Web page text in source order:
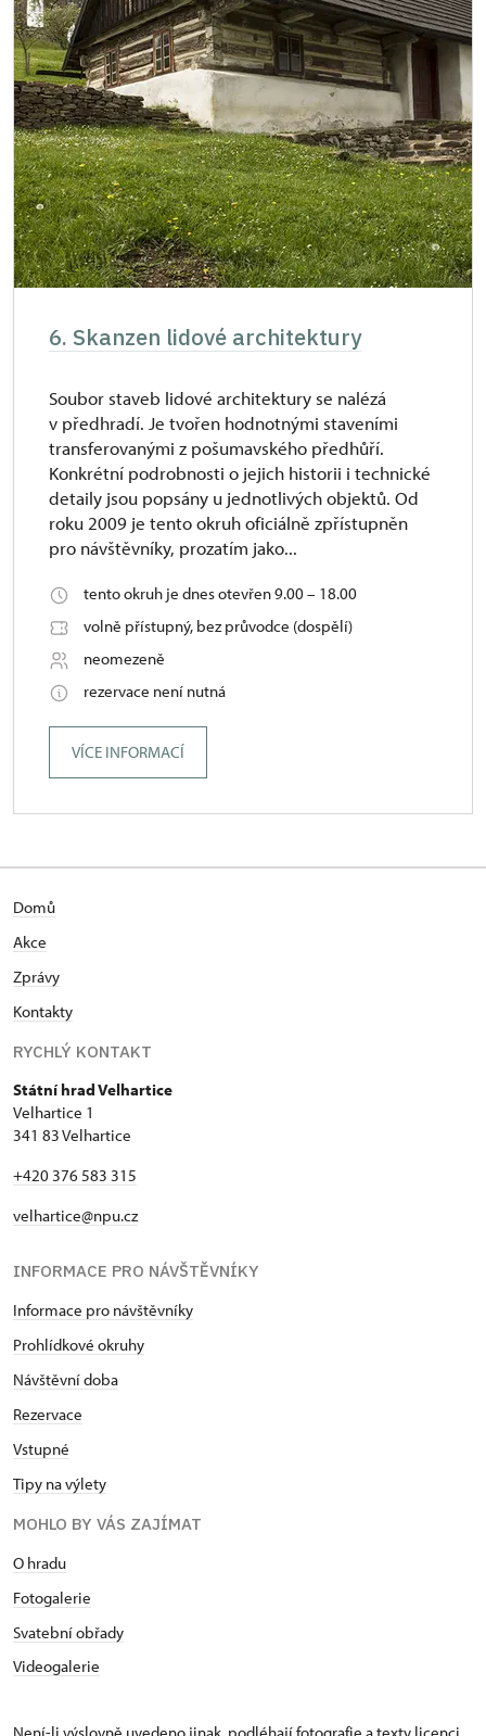
6. Skanzen lidové architektury
Soubor staveb lidové architektury se nalézá
v předhradí. Je tvořen hodnotnými staveními
transferovanými z pošumavského předhůří.
Konkrétní podrobnosti o jejich historii i technické
detaily jsou popsány u jednotlivých objektů. Od
roku 2009 je tento okruh oficiálně zpřístupněn
pro návštěvníky, prozatím jako...
tento okruh je dnes otevřen 9.00 – 18.00
volně přístupný, bez průvodce (dospělí)
neomezeně
rezervace není nutná
VÍCE INFORMACÍ
Domů
Akce
Zprávy
Kontakty
RYCHLÝ KONTAKT
Státní hrad Velhartice
Velhartice 1
341 83 Velhartice
+420 376 583 315
velhartice@npu.cz
INFORMACE PRO NÁVŠTĚVNÍKY
Informace pro návštěvníky
Prohlídkové okruhy
Návštěvní doba
Rezervace
Vstupné
Tipy na výlety
MOHLO BY VÁS ZAJÍMAT
O hradu
Fotogalerie
Svatební obřady
Videogalerie